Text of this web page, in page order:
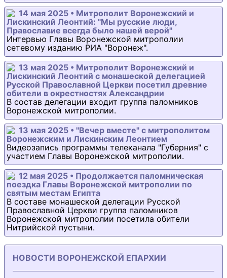
14 мая 2025 • Митрополит Воронежский и
Лискинский Леонтий: "Мы русские люди,
Православие всегда было нашей верой"
Интервью Главы Воронежской митрополии
сетевому изданию РИА "Воронеж".
13 мая 2025 • Митрополит Воронежский и
Лискинский Леонтий с монашеской делегацией
Русской Православной Церкви посетил древние
обители в окрестностях Александрии
В состав делегации входит группа паломников
Воронежской митрополии.
13 мая 2025 • "Вечер вместе" с митрополитом
Воронежским и Лискинским Леонтием
Видеозапись программы телеканала "Губерния" с
участием Главы Воронежской митрополии.
12 мая 2025 • Продолжается паломническая
поездка Главы Воронежской митрополии по
святым местам Египта
В составе монашеской делегации Русской
Православной Церкви группа паломников
Воронежской митрополии посетила обители
Нитрийской пустыни.
НОВОСТИ ВОРОНЕЖСКОЙ ЕПАРХИИ